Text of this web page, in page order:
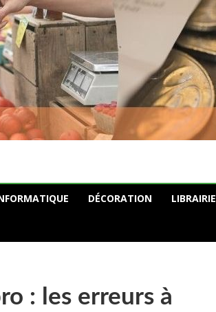
DÉCORATION LIBRAIRIE
: les erreurs à